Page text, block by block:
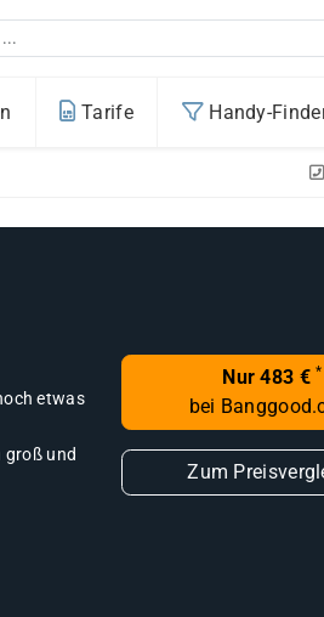
Tarife Handy-
etwas
groß und
Nur 483 € *
bei
Zum